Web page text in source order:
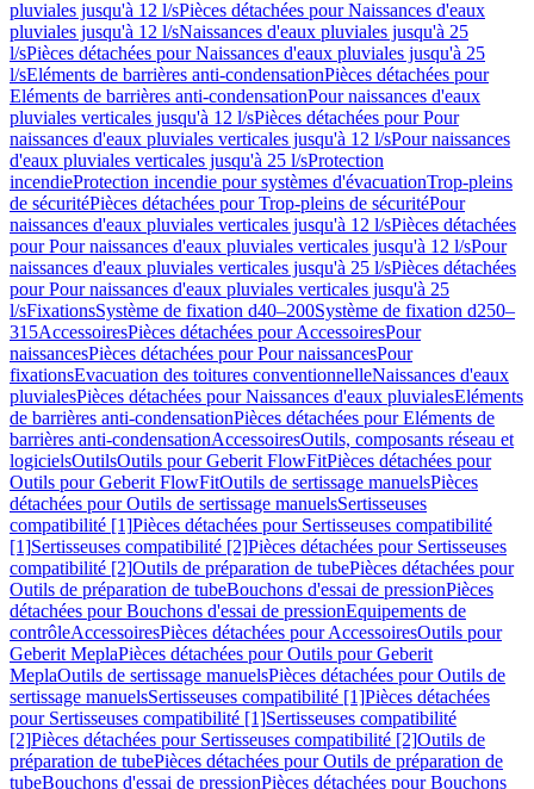
pluviales jusqu'à 12 l/sPièces détachées pour Naissances d'eaux
pluviales jusqu'à 12 l/sNaissances d'eaux pluviales jusqu'à 25
l/sPièces détachées pour Naissances d'eaux pluviales jusqu'à 25
l/sEléments de barrières anti-condensationPièces détachées pour
Eléments de barrières anti-condensationPour naissances d'eaux
pluviales verticales jusqu'à 12 l/sPièces détachées pour Pour
naissances d'eaux pluviales verticales jusqu'à 12 l/sPour naissances
d'eaux pluviales verticales jusqu'à 25 l/sProtection
incendieProtection incendie pour systèmes d'évacuationTrop-pleins
de sécuritéPièces détachées pour Trop-pleins de sécuritéPour
naissances d'eaux pluviales verticales jusqu'à 12 l/sPièces détachées
pour Pour naissances d'eaux pluviales verticales jusqu'à 12 l/sPour
naissances d'eaux pluviales verticales jusqu'à 25 l/sPièces détachées
pour Pour naissances d'eaux pluviales verticales jusqu'à 25
l/sFixationsSystème de fixation d40–200Système de fixation d250–
315AccessoiresPièces détachées pour AccessoiresPour
naissancesPièces détachées pour Pour naissancesPour
fixationsEvacuation des toitures conventionnelleNaissances d'eaux
pluvialesPièces détachées pour Naissances d'eaux pluvialesEléments
de barrières anti-condensationPièces détachées pour Eléments de
barrières anti-condensationAccessoiresOutils, composants réseau et
logicielsOutilsOutils pour Geberit FlowFitPièces détachées pour
Outils pour Geberit FlowFitOutils de sertissage manuelsPièces
détachées pour Outils de sertissage manuelsSertisseuses
compatibilité [1]Pièces détachées pour Sertisseuses compatibilité
[1]Sertisseuses compatibilité [2]Pièces détachées pour Sertisseuses
compatibilité [2]Outils de préparation de tubePièces détachées pour
Outils de préparation de tubeBouchons d'essai de pressionPièces
détachées pour Bouchons d'essai de pressionEquipements de
contrôleAccessoiresPièces détachées pour AccessoiresOutils pour
Geberit MeplaPièces détachées pour Outils pour Geberit
MeplaOutils de sertissage manuelsPièces détachées pour Outils de
sertissage manuelsSertisseuses compatibilité [1]Pièces détachées
pour Sertisseuses compatibilité [1]Sertisseuses compatibilité
[2]Pièces détachées pour Sertisseuses compatibilité [2]Outils de
préparation de tubePièces détachées pour Outils de préparation de
tubeBouchons d'essai de pressionPièces détachées pour Bouchons